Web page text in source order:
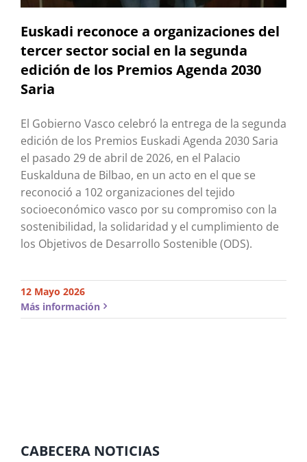
Euskadi reconoce a organizaciones del
tercer sector social en la segunda
edición de los Premios Agenda 2030
Saria
El Gobierno Vasco celebró la entrega de la segunda
edición de los Premios Euskadi Agenda 2030 Saria
el pasado 29 de abril de 2026, en el Palacio
Euskalduna de Bilbao, en un acto en el que se
reconoció a 102 organizaciones del tejido
socioeconómico vasco por su compromiso con la
sostenibilidad, la solidaridad y el cumplimiento de
los Objetivos de Desarrollo Sostenible (ODS).
12 Mayo 2026
Más información
CABECERA NOTICIAS